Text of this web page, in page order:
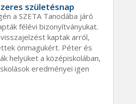
születésnap
a SZETA Tanodába járó
félévi bizonyítványukat.
kaptak arról,
önmagukért. Péter és
helyüket a középiskolában,
eredményei igen